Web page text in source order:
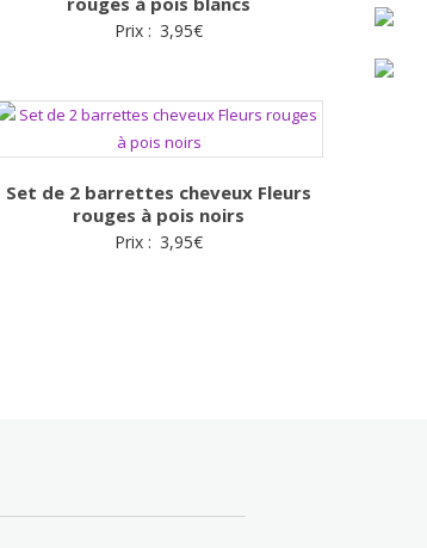
Prix : 3,95€
Set de 2 barrettes cheveux Fleurs
rouges à pois noirs
Prix : 3,95€